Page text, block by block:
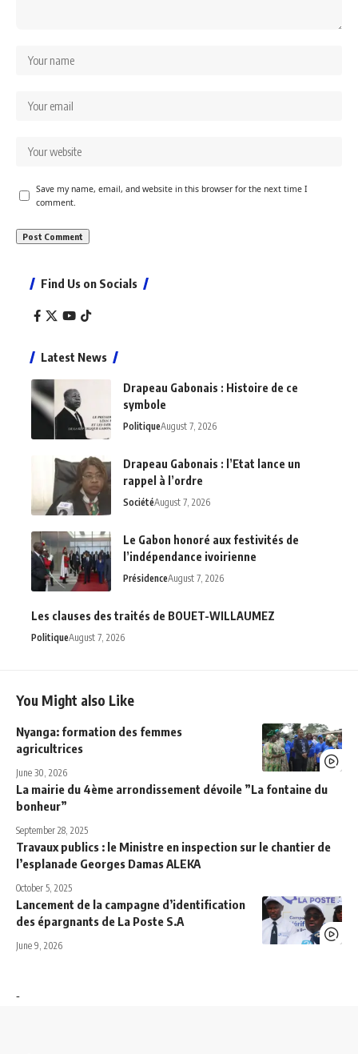
Save my name, email, and website in this browser for the next time I
comment.
Find Us on Socials
Latest News
Drapeau Gabonais : Histoire de ce
symbole
PolitiqueAugust 7, 2026
Drapeau Gabonais : l’Etat lance un
rappel à l’ordre
SociétéAugust 7, 2026
Le Gabon honoré aux festivités de
l’indépendance ivoirienne
PrésidenceAugust 7, 2026
Les clauses des traités de BOUET-WILLAUMEZ
PolitiqueAugust 7, 2026
You Might also Like
Nyanga: formation des femmes
agricultrices
June 30, 2026
La mairie du 4ème arrondissement dévoile ”La fontaine du
bonheur”
September 28, 2025
Travaux publics : le Ministre en inspection sur le chantier de
l’esplanade Georges Damas ALEKA
October 5, 2025
Lancement de la campagne d’identification
des épargnants de La Poste S.A
June 9, 2026
-